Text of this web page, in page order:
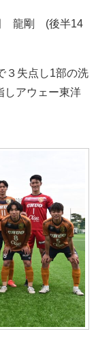
龍剛 (後半14
３失点し1部の洗
しアウェー東洋